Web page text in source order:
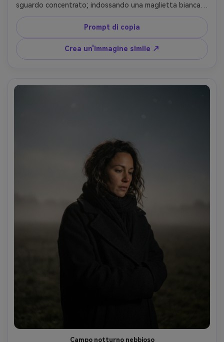
sguardo concentrato; indossando una maglietta bianca e
una giacca bomber nera; in uno studio buio con
mappatura di proiezione di galassie su viso e sfondo;
Proiezione come luce chiave con riempimento morbido per
preservare i dettagli della pelle; Sony A7IV, 50mm f/1.8;
Inquadratura torace, centrata; umore moderno, artistico;
Prompt di copia
Crea un'immagine simile ↗
Campo notturno nebbioso